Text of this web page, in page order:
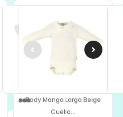
Body Manga Larga Beige
Cuello...